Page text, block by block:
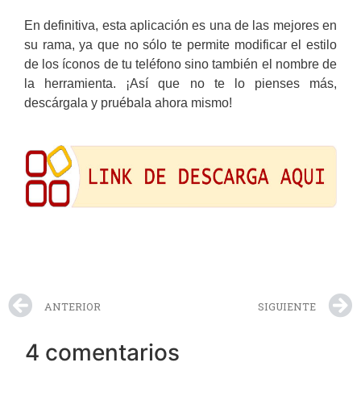
En definitiva, esta aplicación es una de las mejores en
su rama, ya que no sólo te permite modificar el estilo
de los íconos de tu teléfono sino también el nombre de
la herramienta. ¡Así que no te lo pienses más,
descárgala y pruébala ahora mismo!
ANTERIOR SIGUIENTE
4 comentarios